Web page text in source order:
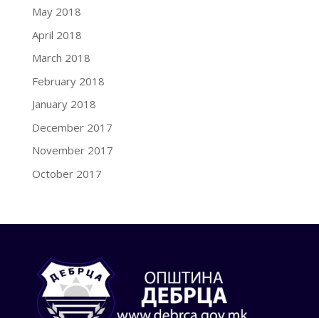
May 2018
April 2018
March 2018
February 2018
January 2018
December 2017
November 2017
October 2017